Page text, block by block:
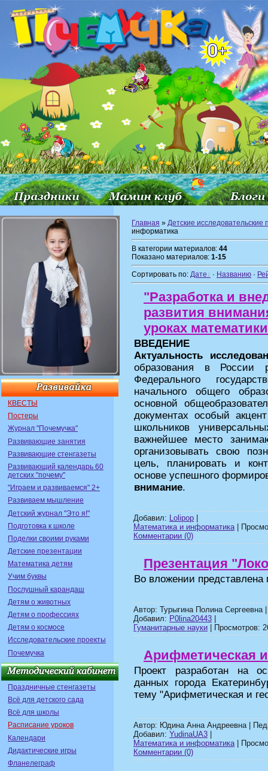
КВЕСТЫ
Постеры
Журнал "Почемучка"
Развивающие занятия
Развивающие стенгазеты
Развивающий календарь 60
детских "почему"
"Играем и развиваемся" 2+
Развиваем мышление
Детский журнал "Это я!"
Подготовка к школе
Поделки своими руками
Детские презентации
Математика детям
Учим буквы
Послушный карандаш
Детям о животных
Детям о профессиях
Детям о космосе
Исследовательские проекты
Почемучка
Праздничные стенгазеты
Всё для детского сада
Всё для школы
Расписание уроков
Календари
Дидактические игры
Фланелеграф
Главная » Детские исследовательские
информатика
В категории материалов: 44
Показано материалов: 1-15
Сортировать по: Дате · Названию ·
"Разработка и
развития
уроках
ВВЕДЕНИЕ
Актуальность
образования в России
Федерального
начального общего
основной
документах особый
школьников
важнейшее место
организовывать свою
цель, планировать и
основе успешного
внимание.
Добавил: Lolipop
Математика и информатика|
Комментарии (0)
Презентация
Во вложении представлена
Автор: Турыгина Полина Сергеевна
Добавил: P0lina20443
Гуманитарные науки | Просмотров:
Арифметическая и
Проект разработан на
данных города
тему "Арифметическая и
Автор: Юдина Анна Андреевна |
Добавил: YudinaUA3
Математика и информатика|
Комментарии (0)